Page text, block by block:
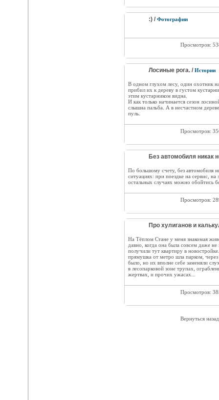
:) / Фотографии
Просмотров:
Лосиные рога. / Истории
В одном глухом лесу, один охотник
прибил их к дереву в густом
этим кустарником видна.
И как только начинается сезон
слышна пальба. А в несчастном
пуль.
Просмотров:
Без автомобиля никак
По большому счету, без автомобиля
ситуациях: при поездке на сервис,
остальных случаях можно обойтись
Просмотров:
Про хулиганов и
На Тёплом Стане у меня знакомая
давно, когда она была совсем даже
получили тут квартиру в
прямушка от метро шла парком,
было, но их вполне себе заменяли
в лесопарковой зоне трупах,
жертвах, и прочих ужасах...
Просмотров:
Вернуться